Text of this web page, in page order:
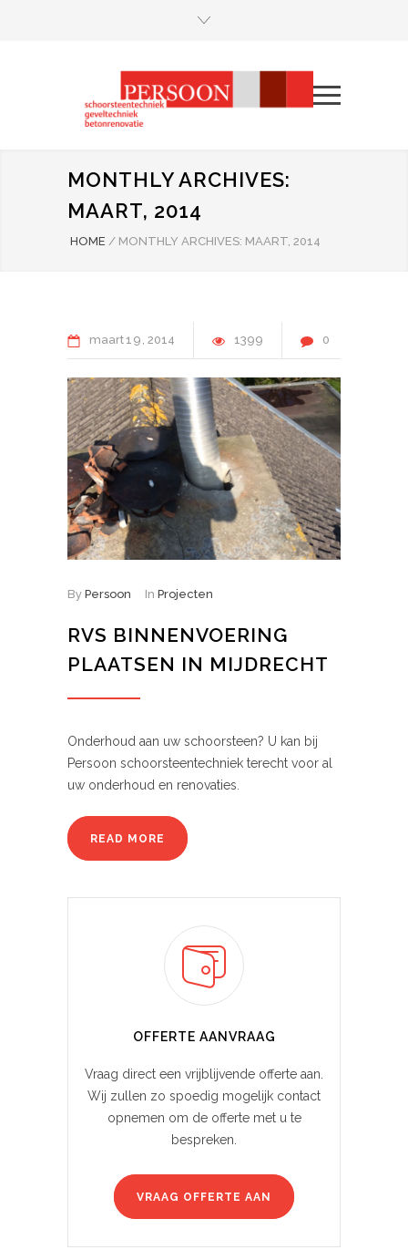
MONTHLY ARCHIVES:
MAART, 2014
HOME / MONTHLY ARCHIVES: MAART, 2014
maart19 2014 1399 0
By Persoon In Projecten
RVS BINNENVOERING
PLAATSEN IN MIJDRECHT
Onderhoud aan uw schoorsteen? U kan bij
Persoon schoorsteentechniek terecht voor al
uw onderhoud en renovaties.
READ MORE
OFFERTE AANVRAAG
Vraag direct een vrijblijvende offerte aan.
Wij zullen zo spoedig mogelijk contact
opnemen om de offerte met u te
bespreken.
VRAAG OFFERTE AAN